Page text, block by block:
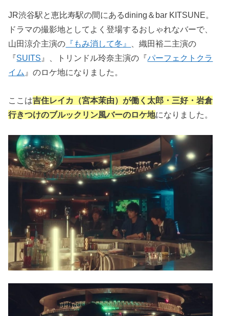
JR渋谷駅と恵比寿駅の間にあるdining＆bar KITSUNE。
ドラマの撮影地としてよく登場するおしゃれなバーで、
山田涼介主演の 『もみ消して冬』
、織田裕二主演の
『SUITS 』、トリンドル玲奈主演の『パーフェクトクラ
イム 』のロケ地になりました。
ここは吉住レイカ（宮本茉由）が働く太郎・三好・岩倉
行きつけのブルックリン風バーのロケ地になりました。